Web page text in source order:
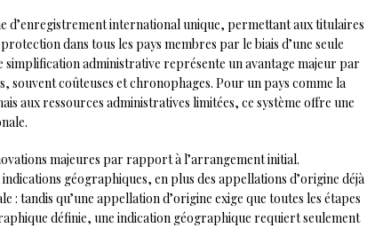
d’enregistrement international unique, permettant aux titulaires
dans tous les pays membres par le biais d’une seule
simplification administrative représente un avantage majeur par
souvent coûteuses et chronophages. Pour un pays comme la
aux ressources administratives limitées, ce système offre une
majeures par rapport à l’arrangement initial.
géographiques, en plus des appellations d’origine déjà
: tandis qu’une appellation d’origine exige que toutes les étapes
définie, une indication géographique requiert seulement